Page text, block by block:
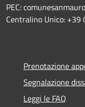
PEC:
Centralino Unico:
Prenotazione
Segnalazione
Leggi le FAQ